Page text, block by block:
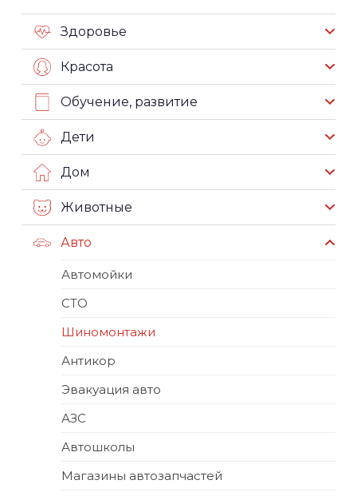
Здоровье
Красота
Обучение, развитие
Дети
Дом
Животные
Авто
Автомойки
СТО
Шиномонтажи
Антикор
Эвакуация авто
АЗС
Автошколы
Магазины автозапчастей